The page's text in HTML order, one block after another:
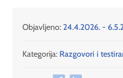
Objavljeno: 24.4.2026. -
Kategorija: Razgovori i